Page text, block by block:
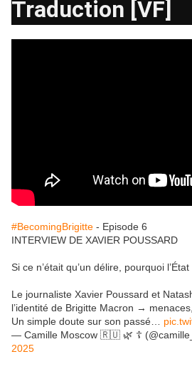
Traduction [VF]
#BecomingBrigitte - Episode 6
INTERVIEW DE XAVIER POUSSARD
Si ce n’était qu’un délire, pourquoi
Le journaliste Xavier Poussard et
l’identité de Brigitte Macron →
Un simple doute sur son passé…
— Camille Moscow 🇷🇺 🌿 ☦️
2025